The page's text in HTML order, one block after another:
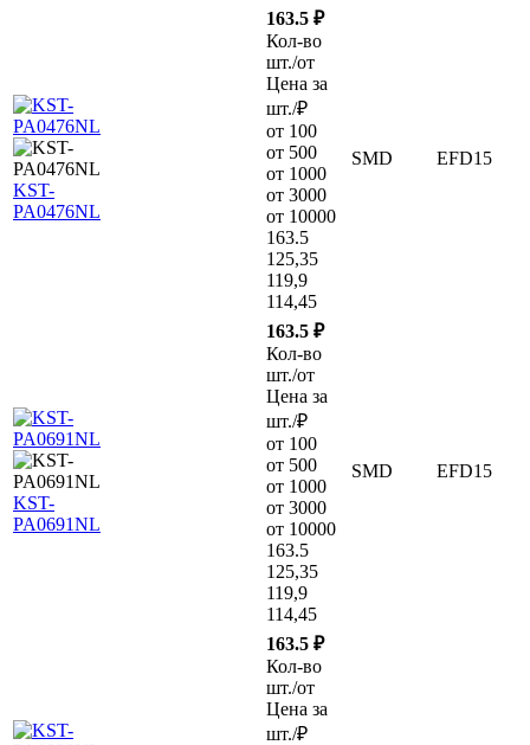
KST-
PA0476NL
163.5 ₽
Кол-во
шт./от
Цена за
шт./₽
от 100
от 500
от 1000
от 3000
от 10000
163.5
125,35
119,9
114,45
SMD EFD15
KST-
PA0691NL
163.5 ₽
Кол-во
шт./от
Цена за
шт./₽
от 100
от 500
от 1000
от 3000
от 10000
163.5
125,35
119,9
114,45
SMD EFD15
163.5 ₽
Кол-во
шт./от
Цена за
шт./₽